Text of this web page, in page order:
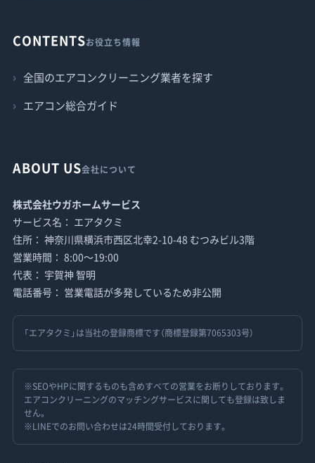
CONTENTSお役立ち情報
全国のエアコンクリーニング業者を探す
エアコン総合ガイド
ABOUT US会社について
株式会社ウガホームサービス
サービス名： エアタクミ
住所： 神奈川県横浜市西区北幸2-10-48 むつみビル3階
営業時間： 8:00〜19:00
代表： 宇賀神 智明
電話番号： 営業電話が多発しているため非公開
「エアタクミ」は当社の登録商標です（商標登録第7065303号）
※SEOやHPに関するものも含めすべての営業をお断りしております。
エアコンクリーニングのマッチングサービスに関しても登録は致しま
せん。
※LINEでのお問い合わせは24時間受付しております。